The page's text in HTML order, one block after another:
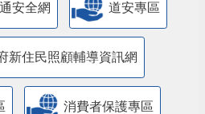
安全網 道安專區
新住民照顧輔導資訊網
消費者保護專區